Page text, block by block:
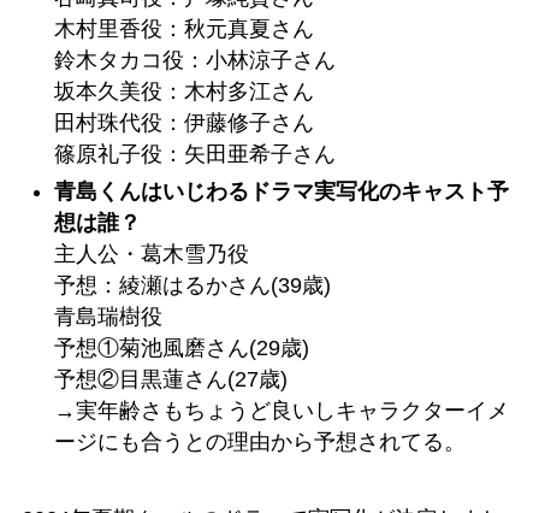
木村里香役：秋元真夏さん
鈴木タカコ役：小林涼子さん
坂本久美役：木村多江さん
田村珠代役：伊藤修子さん
篠原礼子役：矢田亜希子さん
青島くんはいじわるドラマ実写化のキャスト予
想は誰？
主人公・葛木雪乃役
予想：綾瀬はるかさん(39歳)
青島瑞樹役
予想①菊池風磨さん(29歳)
予想②目黒蓮さん(27歳)
→実年齢さもちょうど良いしキャラクターイメ
ージにも合うとの理由から予想されてる。